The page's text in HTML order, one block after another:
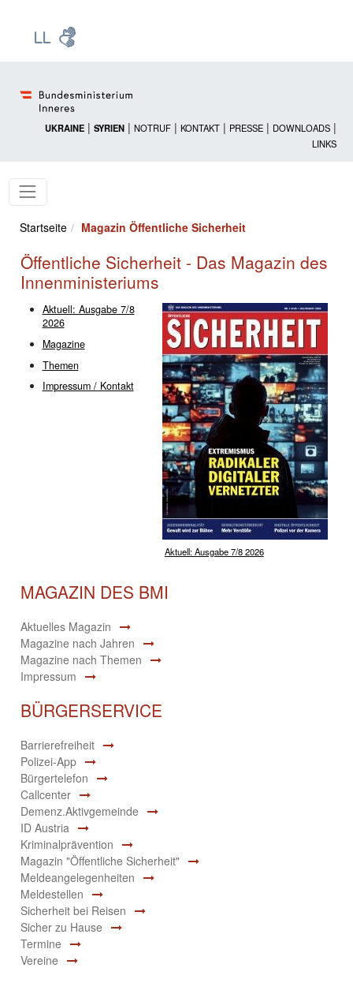
UKRAINE | SYRIEN | NOTRUF | KONTAKT | PRESSE | DOWNLOADS |
LINKS
Startseite Magazin Öffentliche Sicherheit
Öffentliche Sicherheit - Das Magazin des
Innenministeriums
Aktuell: Ausgabe 7/8 2026
Aktuell: Ausgabe 7/8
2026
Magazine
Themen
Impressum / Kontakt
MAGAZIN DES BMI
Aktuelles Magazin
Magazine nach Jahren
Magazine nach Themen
Impressum
BÜRGERSERVICE
Barrierefreiheit
Polizei-App
Bürgertelefon
Callcenter
Demenz.Aktivgemeinde
ID Austria
Kriminalprävention
Magazin "Öffentliche Sicherheit"
Meldeangelegenheiten
Meldestellen
Sicherheit bei Reisen
Sicher zu Hause
Termine
Vereine